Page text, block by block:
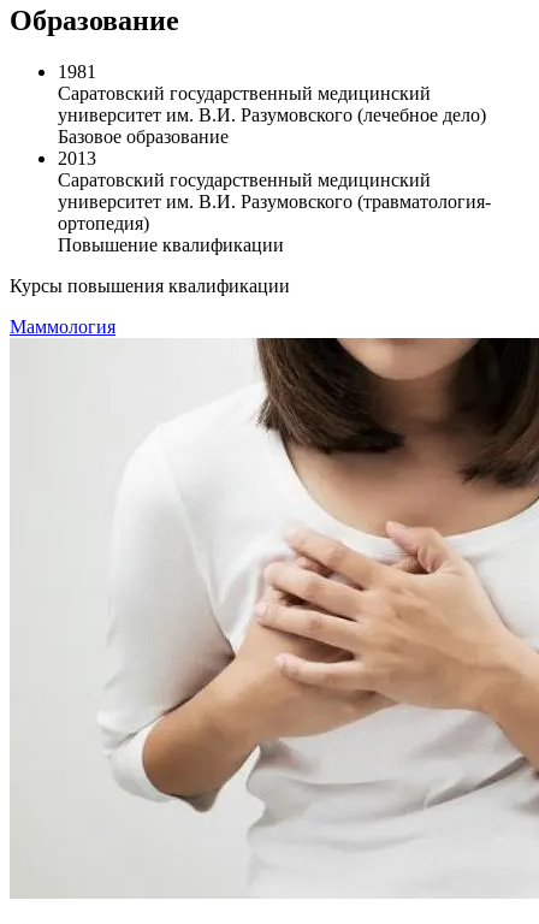
Образование
1981
Саратовский государственный медицинский
университет им. В.И. Разумовского (лечебное дело)
Базовое образование
2013
Саратовский государственный медицинский
университет им. В.И. Разумовского (травматология-
ортопедия)
Повышение квалификации
Курсы повышения квалификации
Маммология